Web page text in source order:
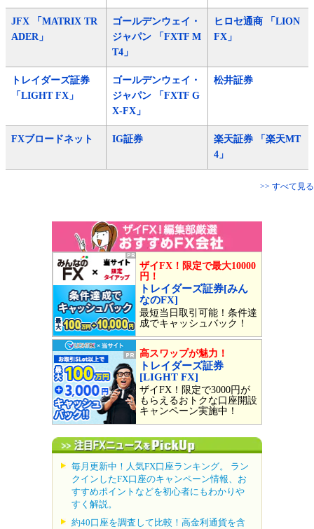
JFX 「MATRIX TR
ADER」
ゴールデンウェイ・
ジャパン 「FXTF M
T4」
ヒロセ通商 「LION
FX」
トレイダーズ証券
「LIGHT FX」
ゴールデンウェイ・
ジャパン 「FXTF G
X-FX」
松井証券
FXブロードネット IG証券
楽天証券 「楽天MT
4」
>> すべて見る
ザイFX！限定で最大10000
円！
トレイダーズ証券[みん
なのFX]
最短当日取引可能！条件達
成でキャッシュバック！
高スワップが魅力！
トレイダーズ証券
[LIGHT FX]
ザイFX！限定で3000円が
もらえるおトクな口座開設
キャンペーン実施中！
毎月更新中！人気FX口座ランキング。 ラン
クインしたFX口座のキャンペーン情報、お
すすめポイントなどを初心者にもわかりや
すく解説。
約40口座を調査して比較！高金利通貨を含